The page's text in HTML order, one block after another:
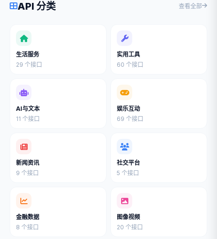
API 分类 查看全部
生活服务
29 个接口
实用工具
60 个接口
AI与文本
11 个接口
娱乐互动
69 个接口
新闻资讯
9 个接口
社交平台
5 个接口
金融数据
8 个接口
图像视频
20 个接口